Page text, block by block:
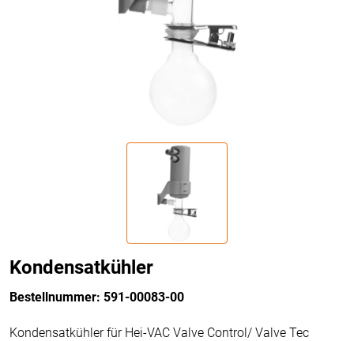
Kondensatkühler
Bestellnummer: 591-00083-00
Kondensatkühler für Hei-VAC Valve Control/ Valve Tec